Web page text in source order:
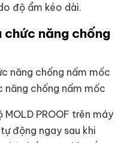
độ ẩm kéo dài.
năng chống
năng chống nấm mốc
PROOF trên máy
động ngay sau khi